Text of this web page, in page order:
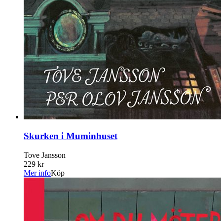
Skurken i Muminhuset
Tove Jansson
229 kr
Mer infoKöp